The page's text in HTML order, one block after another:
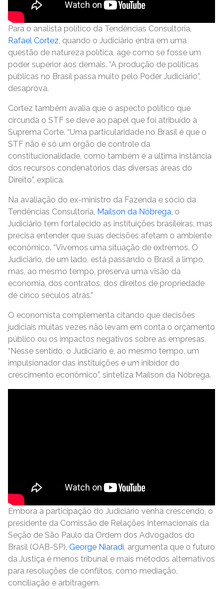
Para o analista político da Tendências Consultoria,
Rafael Cortez, quando o Judiciário entra em uma
questão de natureza política, age como se fosse um
poder superior aos demais. “A produção de políticas
públicas no Brasil passa muito pelo Poder Judiciário”,
desaprova.
Cortez também avalia que o aspecto político que
circunda o STF se deve ao papel que foi atribuído à
Suprema Corte. “Uma particularidade no Brasil é que o
STF não é só um órgão de controle da
constitucionalidade, como também é a última instância
dos recursos condenatórios das diversas áreas do
Direito”, explica.
Na avaliação do ex-ministro da Fazenda e sócio da
Tendências Consultoria, Maílson da Nóbrega, o
Judiciário tem fortalecido as instituições brasileiras, mas
precisa entender que suas decisões afetam o ambiente
econômico. “Vivemos uma situação de extremos. O
Judiciário, de um lado, está passando o Brasil a limpo,
mas, ao mesmo tempo, preserva uma visão da
economia, dos contratos, dos direitos de propriedade
de cinco séculos atrás.”
O economista complementa citando que decisões
judiciais muitas vezes não levam em conta o orçamento
público ou os impactos negativos sobre as empresas.
“Nesse sentido, o Judiciário é, ao mesmo tempo, um
impulsionador das instituições e um inibidor do
crescimento econômico”, sintetiza Maílson da Nóbrega.
Embora a participação do Judiciário venha crescendo, o
presidente da Comissão de Relações Internacionais da
Seção de São Paulo da Ordem dos Advogados do
Brasil (OAB-SP), George Niaradi, argumenta que o futuro
da Justiça é menos tribunal e mais métodos alternativos
para resoluções de conflitos, como mediação,
conciliação e arbitragem.